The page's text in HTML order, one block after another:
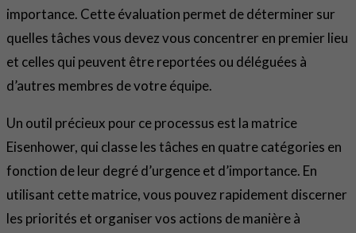
importance. Cette évaluation permet de déterminer sur
quelles tâches vous devez vous concentrer en premier lieu
et celles qui peuvent être reportées ou déléguées à
d’autres membres de votre équipe.
Un outil précieux pour ce processus est la matrice
Eisenhower, qui classe les tâches en quatre catégories en
fonction de leur degré d’urgence et d’importance. En
utilisant cette matrice, vous pouvez rapidement discerner
les priorités et organiser vos actions de manière à